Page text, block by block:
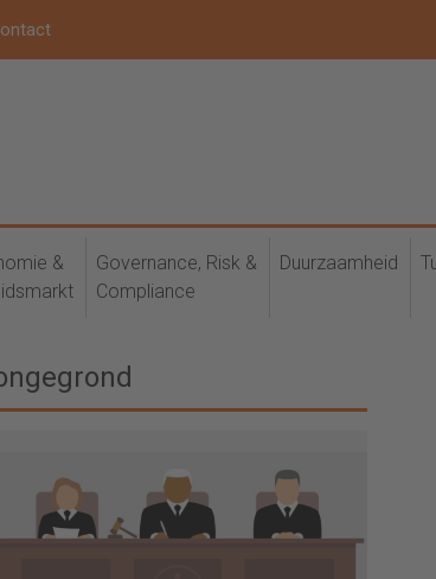
&
Governance, Risk &
Compliance
Duurzaamheid